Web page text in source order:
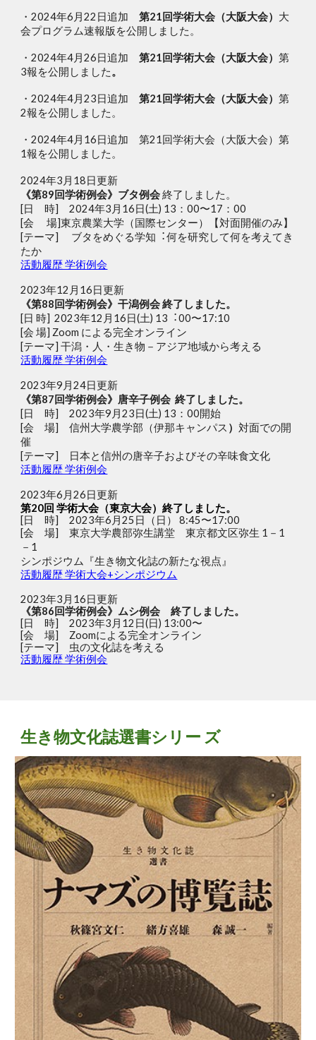
・2024年6月22日追加第21回学術大会（大阪大会） 大
会プログラム速報版を公開しました。
・2024年4月26日追加 第21回学術大会（大阪大会）第
3報を公開しました。
・2024年4月23日追加 第21回学術大会（大阪大会）第
2報を公開しました。
・2024年4月16日追加
第21回学術大会（大阪大会）第
1報を公開しました。
2024年3月18日更新
《第89回学術例会》ブタ例会終了しました。
[日 時]
2024年3⽉16⽇(⼟) 13：00〜17：00
[会 場]東京農業⼤学（国際センター）
【対⾯開催のみ】
[テーマ]
ブタをめぐる学知︓何を研究して何を考えてき
たか
活動履歴 学術例会
2023年12 月 16日更新
《第88 回学術例会》干潟例会 終了しました。
[⽇ 時] 2023年12⽉16⽇(⼟) 13︓00〜17:10
[会 場] Zoom による完全オンライン
[テーマ] ⼲潟・⼈・⽣き物－アジア地域から考える
活動履歴 学術例会
2023年9 月24日更新
《第87 回学術例会》 唐辛子例会 終了しました。
[日 時] 2023年9月23日(土) 13：00開始
[会 場] 信州大学農学部（伊那キャンパス ）対面での開
催
[テーマ] 日本と信州の唐辛子およびその辛味食文化
活動履歴 学術例会
2023年6月26日更新
第20回 学術大会（東京大会）終了しました。
[日 時] 2023年6月25日（ 日 ）8:45〜17:00
[会 場]
東京大学農部弥生講堂 東京都文区弥生 1－1
－1
シンポジウム『生き物文化誌の新たな視点』
活動履歴学術大会+シンポジウム
2023年3 月 16日更新
《第86回学術例会》ムシ例会 終了しました。
[日 時] 2023年3月12日(日) 13:00〜
[会 場] Zoomによる完全オンライン
[テーマ] 虫の文化誌を考える
活動履歴 学術例会
生き物文化誌選書シリー ズ